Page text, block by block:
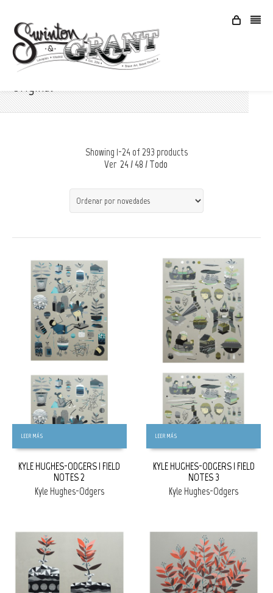
Original
Showing 1-24 of 293 products
Ver 24 / 48 / Todo
GRATIS
LEER MÁS
KYLE HUGHES-ODGERS | FIELD
NOTES 2
Kyle Hughes-Odgers
GRATIS
LEER MÁS
KYLE HUGHES-ODGERS | FIELD
NOTES 3
Kyle Hughes-Odgers
GRATIS